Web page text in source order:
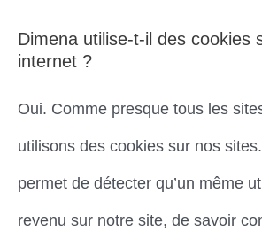
Dimena utilise-t-il des cookies
internet ?
Oui. Comme presque tous les
utilisons des cookies sur nos
permet de détecter qu’un même
revenu sur notre site, de savoir